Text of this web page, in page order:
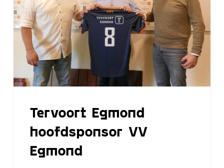
VV
Egmond
Tervoort Egmond
hoofdsponsor VV
Egmond